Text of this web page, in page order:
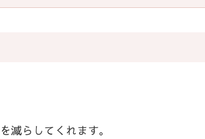
減らしてくれます。